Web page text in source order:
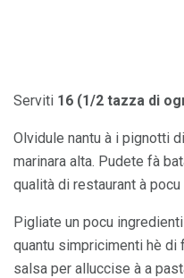
Serviti 16 (1/2 tazza di
Olvidule nantu à i pignotti
marinara alta. Pudete fà
qualità di restaurant à pocu
Pigliate un pocu
quantu simpricimenti hè
salsa per alluccise à a